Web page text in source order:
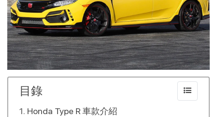
目錄
Honda Type R 車款介紹